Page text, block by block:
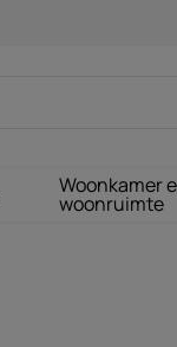
Woonkamer
woonruimte